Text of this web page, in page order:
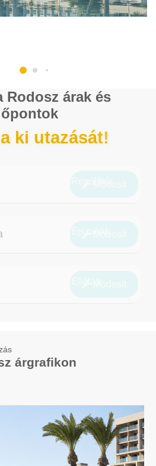
Rodosz árak és
ki utazását!
árgrafikon